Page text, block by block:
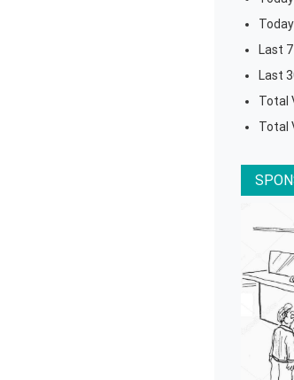
Last
Last
Total
Total